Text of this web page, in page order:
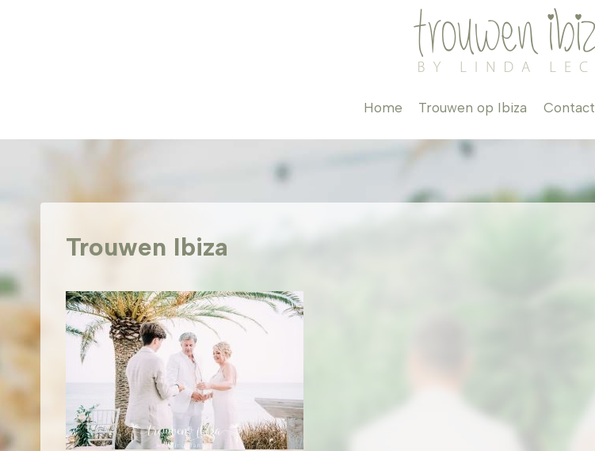
Home Trouwen op Ibiza Contact
Trouwen Ibiza